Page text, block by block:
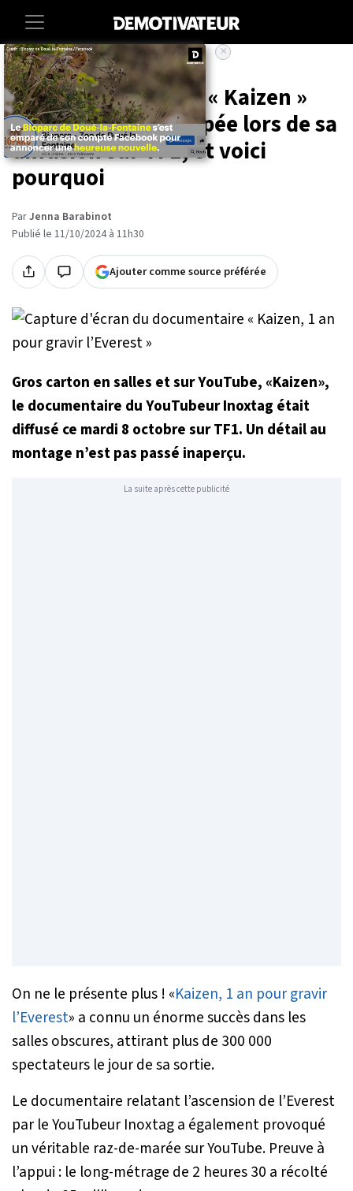
Accueil Societe Entertainment
Cette scène du film « Kaizen »
d'Inoxtag a été coupée lors de sa
diffusion sur TF1, et voici
pourquoi
ParJenna Barabinot
Publié le 11/10/2024 à 11h30
Ajouter comme source préférée
Gros carton en salles et sur YouTube, «Kaizen»,
le documentaire du YouTubeur Inoxtag était
diffusé ce mardi 8 octobre sur TF1. Un détail au
montage n’est pas passé inaperçu.
La suite après cette publicité
On ne le présente plus ! «Kaizen, 1 an pour gravir
l’Everest» a connu un énorme succès dans les
salles obscures, attirant plus de 300 000
spectateurs le jour de sa sortie.
Le documentaire relatant l’ascension de l’Everest
par le YouTubeur Inoxtag a également provoqué
un véritable raz-de-marée sur YouTube. Preuve à
l’appui : le long-métrage de 2 heures 30 a récolté
×